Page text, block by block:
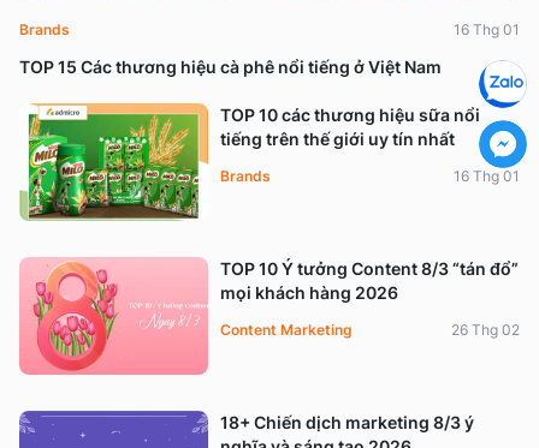
TOP 15 Các thương hiệu cà phê nổi tiếng ở Việt Nam
Brands 16 Thg 01
TOP 10 các thương hiệu sữa nổi
tiếng trên thế giới uy tín nhất
Brands 16 Thg 01
TOP 10 Ý tưởng Content 8/3 “tán đổ”
mọi khách hàng 2026
Content Marketing 26 Thg 02
18+ Chiến dịch marketing 8/3 ý